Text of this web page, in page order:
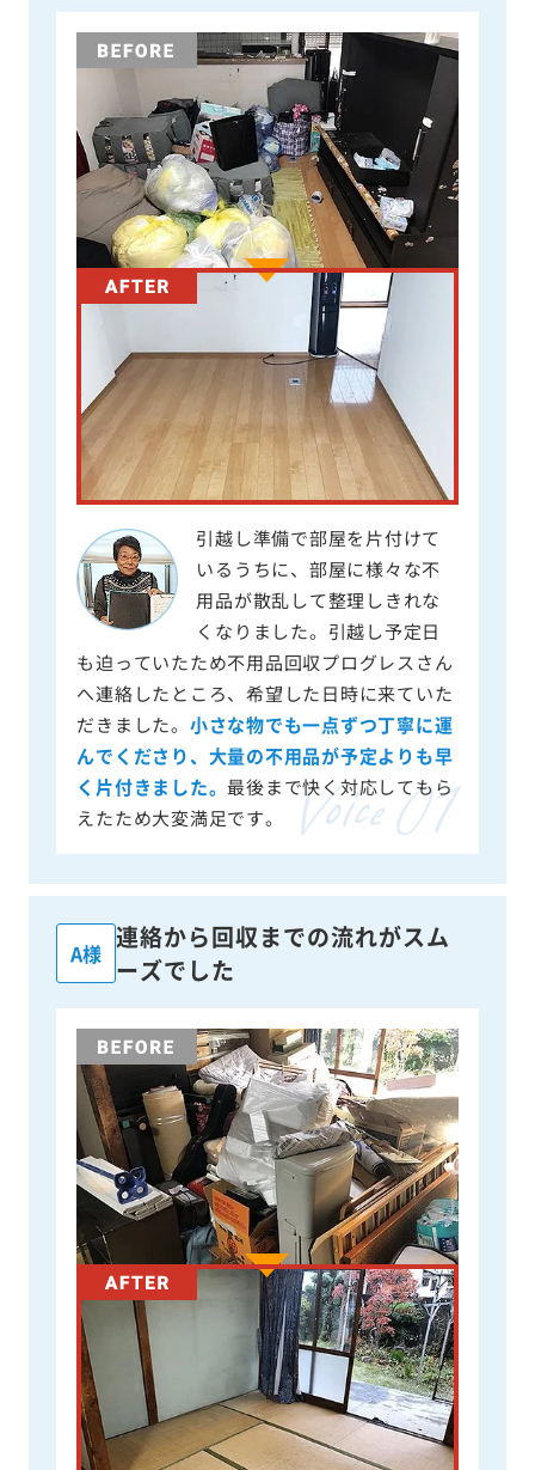
引越し準備で部屋を片付けて
いるうちに、部屋に様々な不
用品が散乱して整理しきれな
くなりました。引越し予定日
も迫っていたため不用品回収プログレスさん
へ連絡したところ、希望した日時に来ていた
だきました。 小さな物でも一点ずつ丁寧に運
んでくださり、大量の不用品が予定よりも早
く片付きました。 最後まで快く対応してもら
えたため大変満足です。
A様
連絡から回収までの流れがスム
ーズでした